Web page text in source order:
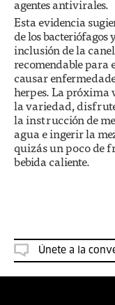
agentes antivirales.
Esta evidencia
de los
inclusión de la
recomendable
causar
herpes. La próxima
la variedad,
la instrucción de
agua e ingerir la
quizás un poco de
bebida caliente.
Únete a la